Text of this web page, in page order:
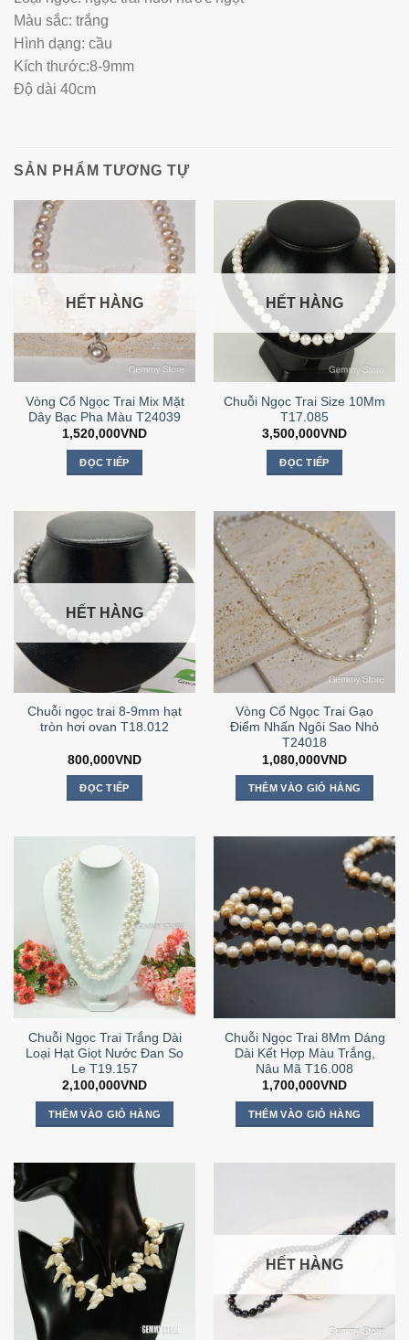
Màu sắc: trắng
Hình dạng: cầu
Kích thước:8-9mm
Độ dài 40cm
SẢN PHẨM TƯƠNG TỰ
HẾT HÀNG
Vòng Cổ Ngọc Trai Mix Mặt
Dây Bạc Pha Màu T24039
1,520,000VND
ĐỌC TIẾP
HẾT HÀNG
Chuỗi Ngọc Trai Size 10Mm
T17.085
3,500,000VND
ĐỌC TIẾP
HẾT HÀNG
Chuỗi ngọc trai 8-9mm hạt
tròn hơi ovan T18.012
800,000VND
ĐỌC TIẾP
Vòng Cổ Ngọc Trai Gạo
Điểm Nhấn Ngôi Sao Nhỏ
T24018
1,080,000VND
THÊM VÀO GIỎ HÀNG
Chuỗi Ngọc Trai Trắng Dài
Loại Hạt Giọt Nước Đan So
Le T19.157
2,100,000VND
THÊM VÀO GIỎ HÀNG
Chuỗi Ngọc Trai 8Mm Dáng
Dài Kết Hợp Màu Trắng,
Nâu Mã T16.008
1,700,000VND
THÊM VÀO GIỎ HÀNG
HẾT HÀNG